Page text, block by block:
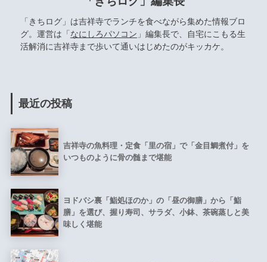
「きちログ」は吉祥寺でランチを食べながら集めた情報ブロ
グ。運営は「なにしろパソコン 」編集長で、自宅にこもる生
活解消に吉祥寺まで歩いて通いはじめたのがキッカケ。
最近の投稿
吉祥寺の魚料理・定食「里の宿」で「金目鯛煮付」を
いつものように骨の髄まで堪能
ヨドバシ裏「鮨処ほのか」の「昼の御膳」から「鮨
膳」を選び、握り寿司、サラダ、小鉢、茶碗蒸しと美
味しく堪能